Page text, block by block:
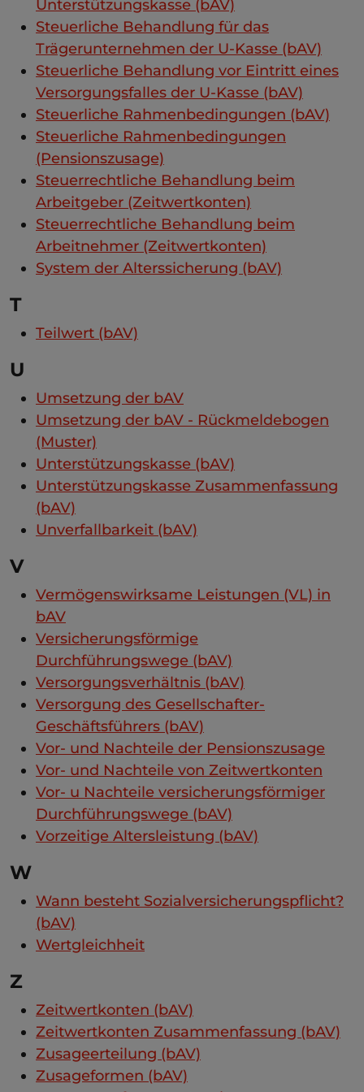
Unterstützungskasse (bAV)
Steuerliche Behandlung für das
Trägerunternehmen der U-Kasse (bAV)
Steuerliche Behandlung vor Eintritt eines
Versorgungsfalles der U-Kasse (bAV)
Steuerliche Rahmenbedingungen (bAV)
Steuerliche Rahmenbedingungen
(Pensionszusage)
Steuerrechtliche Behandlung beim
Arbeitgeber (Zeitwertkonten)
Steuerrechtliche Behandlung beim
Arbeitnehmer (Zeitwertkonten)
System der Alterssicherung (bAV)
T
Teilwert (bAV)
U
Umsetzung der bAV
Umsetzung der bAV - Rückmeldebogen
(Muster)
Unterstützungskasse (bAV)
Unterstützungskasse Zusammenfassung
(bAV)
Unverfallbarkeit (bAV)
V
Vermögenswirksame Leistungen (VL) in
bAV
Versicherungsförmige
Durchführungswege (bAV)
Versorgungsverhältnis (bAV)
Versorgung des Gesellschafter-
Geschäftsführers (bAV)
Vor- und Nachteile der Pensionszusage
Vor- und Nachteile von Zeitwertkonten
Vor- u Nachteile versicherungsförmiger
Durchführungswege (bAV)
Vorzeitige Altersleistung (bAV)
W
Wann besteht Sozialversicherungspflicht?
(bAV)
Wertgleichheit
Z
Zeitwertkonten (bAV)
Zeitwertkonten Zusammenfassung (bAV)
Zusageerteilung (bAV)
Zusageformen (bAV)